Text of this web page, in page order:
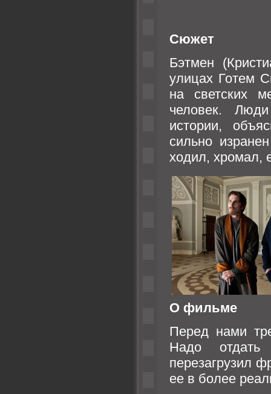
Сюжет
Бэтмен
улицах Готем
на светских
человек.
истории,
сильно
ходил, хромал,
О фильме
Перед нами
Надо
перезагрузил
ее в более